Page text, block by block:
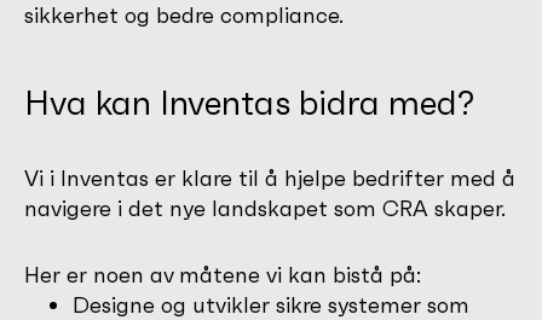
sikkerhet og bedre compliance.
Hva kan Inventas bidra med?
Vi i Inventas er klare til å hjelpe bedrifter med å
navigere i det nye landskapet som CRA skaper.
Her er noen av måtene vi kan bistå på:
Designe og utvikler sikre systemer som